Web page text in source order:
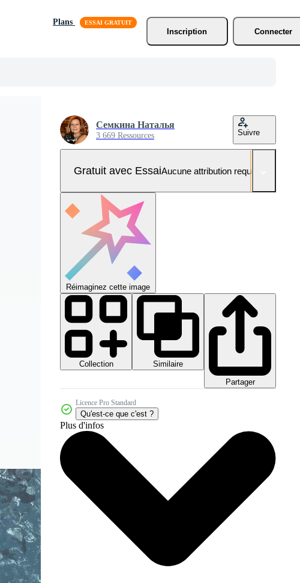
Plans
Inscription
Connecter
Семкина Наталья
3 669 Ressources Suivre
Gratuit avec EssaiAucune attribution requise
Réimaginez cette image
Collection
Similaire
Partager
Licence Pro Standard
Qu'est-ce que c'est ?
Plus d'infos